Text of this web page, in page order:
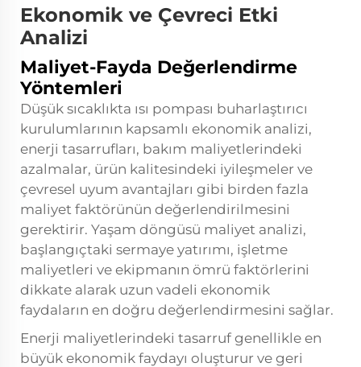
Ekonomik ve Çevreci Etki
Analizi
Maliyet-Fayda Değerlendirme
Yöntemleri
Düşük sıcaklıkta ısı pompası buharlaştırıcı
kurulumlarının kapsamlı ekonomik analizi,
enerji tasarrufları, bakım maliyetlerindeki
azalmalar, ürün kalitesindeki iyileşmeler ve
çevresel uyum avantajları gibi birden fazla
maliyet faktörünün değerlendirilmesini
gerektirir. Yaşam döngüsü maliyet analizi,
başlangıçtaki sermaye yatırımı, işletme
maliyetleri ve ekipmanın ömrü faktörlerini
dikkate alarak uzun vadeli ekonomik
faydaların en doğru değerlendirmesini sağlar.
Enerji maliyetlerindeki tasarruf genellikle en
büyük ekonomik faydayı oluşturur ve geri